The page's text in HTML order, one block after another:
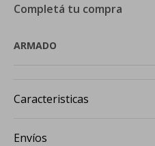
Completá tu compra
ARMADO
Caracteristicas
Envíos